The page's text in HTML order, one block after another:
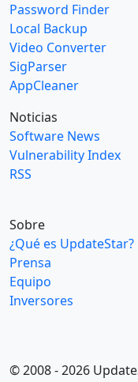
Password Finder
Local Backup
Video Converter
SigParser
AppCleaner
Noticias
Software News
Vulnerability Index
RSS
Sobre
¿Qué es UpdateStar?
Prensa
Equipo
Inversores
© 2008 - 2026